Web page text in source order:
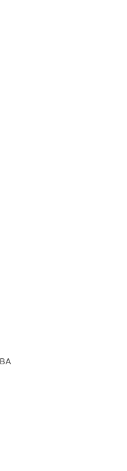
o mais
preferência ainda
até que o recém-
ou igual a 2.000 g.